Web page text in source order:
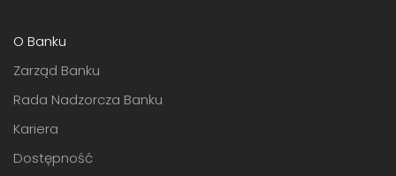
O Banku
Zarząd Banku
Rada Nadzorcza Banku
Kariera
Dostępność